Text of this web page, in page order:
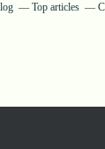
Top articles